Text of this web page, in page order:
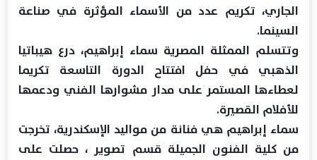
الجاري، تكريم عدد من الأسماء المؤثرة في صناعة
السينما.
وتتسلم الممثلة المصرية سماء إبراهيم، درع هيباتيا
الذهبي في حفل افتتاح الدورة التاسعة تكريما
لعطاءها المستمر على مدار مشوارها الفني ودعمها
للأفلام القصيرة.
سماء إبراهيم هي فنانة من مواليد الإسكندرية، تخرجت
من كلية الفنون الجميلة قسم تصوير ، حصلت على